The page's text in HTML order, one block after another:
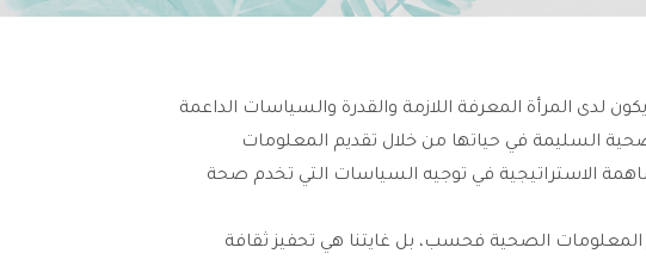
لدى المرأة المعرفة اللازمة والقدرة والسياسات الداعمة
السليمة في حياتها من خلال تقديم المعلومات
الاستراتيجية في توجيه السياسات التي تخدم صحة
المعلومات الصحية فحسب، بل غايتنا هي تحفيز ثقافة